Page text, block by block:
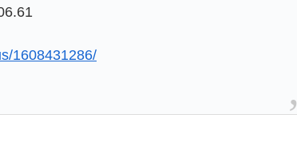
1608431286/